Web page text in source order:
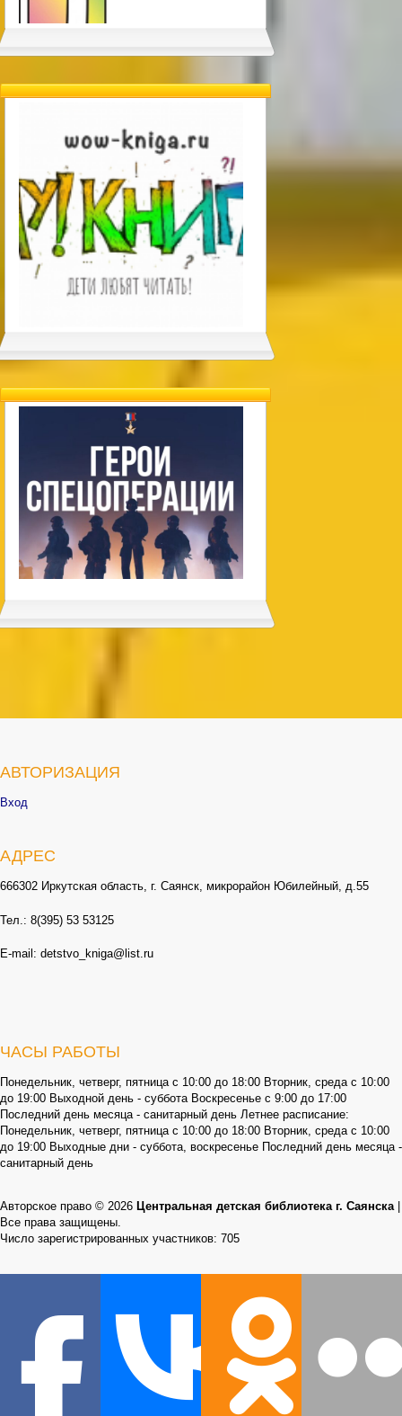
АВТОРИЗАЦИЯ
Вход
АДРЕС
666302 Иркутская область, г. Саянск, микрорайон Юбилейный, д.55
Тел.: 8(395) 53 53125
E-mail: detstvo_kniga@list.ru
ЧАСЫ РАБОТЫ
Понедельник, четверг, пятница с 10:00 до 18:00 Вторник, среда с 10:00
до 19:00 Выходной день - суббота Воскресенье с 9:00 до 17:00
Последний день месяца - санитарный день Летнее расписание:
Понедельник, четверг, пятница с 10:00 до 18:00 Вторник, среда с 10:00
до 19:00 Выходные дни - суббота, воскресенье Последний день месяца -
санитарный день
Авторское право © 2026 Центральная детская библиотека г. Саянска |
Все права защищены.
Число зарегистрированных участников: 705